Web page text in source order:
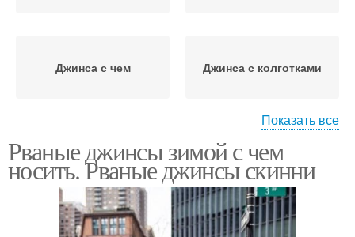
Джинса с чем Джинса с колготками
талией
Джинса в качестве
Показать все
Рваные джинсы зимой с чем
носить. Рваные джинсы скинни